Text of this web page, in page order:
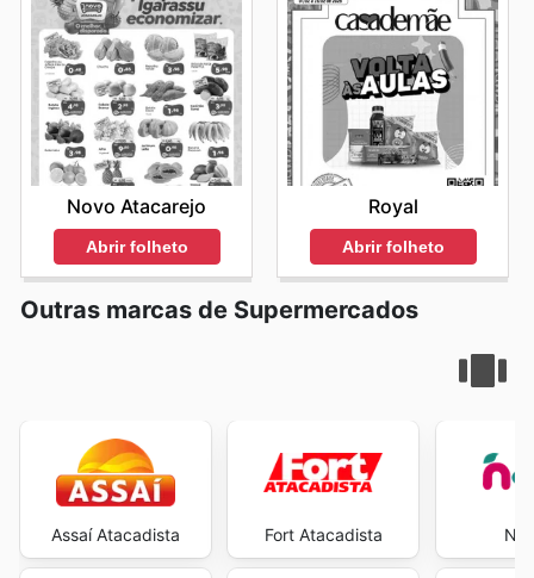
Novo Atacarejo
Abrir folheto
Royal
Abrir folheto
Outras marcas de Supermercados
Assaí Atacadista Fort Atacadista